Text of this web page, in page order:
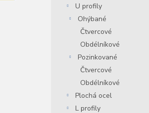
U profily
Ohýbané
Čtvercové
Obdélníkové
Pozinkované
Čtvercové
Obdélníkové
Plochá ocel
L profily